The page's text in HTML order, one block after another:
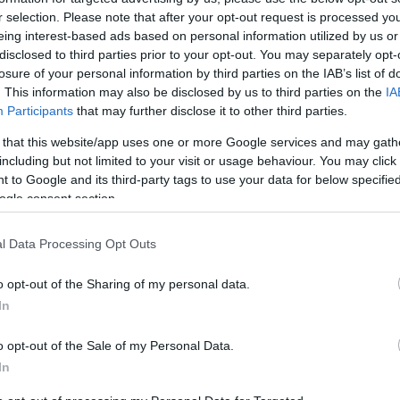
selection. Please note that after your opt-out request is processed
interest-based ads based on personal information utilized by us
to third parties prior to your opt-out. You may separately
of your personal information by third parties on the IAB’s list of
This information may also be disclosed by us to third parties on the
Participants that may further disclose it to other third parties.
that this website/app uses one or more Google services and may
but not limited to your visit or usage behaviour. You may
to Google and its third-party tags to use your data for below
consent section.
Data Processing Opt Outs
opt-out of the Sharing of my personal data.
opt-out of the Sale of my Personal Data.
nárciszmezejének virágzása alkalmából
adta hírül, hogy a Somogy vármegyei település
látványosság iránt érdeklődőket.
fesztivál programjai között lesz játszóház,
táncelőadás és több koncert is.
a Basa-kert onnan kapta a nevét, hogy a história
a helyi basa ültette be nárcisszal háremhölgyei
sokasága nyílik, néhány napra beborítva,
Duna-Dráva Nemzeti Park Igazgatósága által